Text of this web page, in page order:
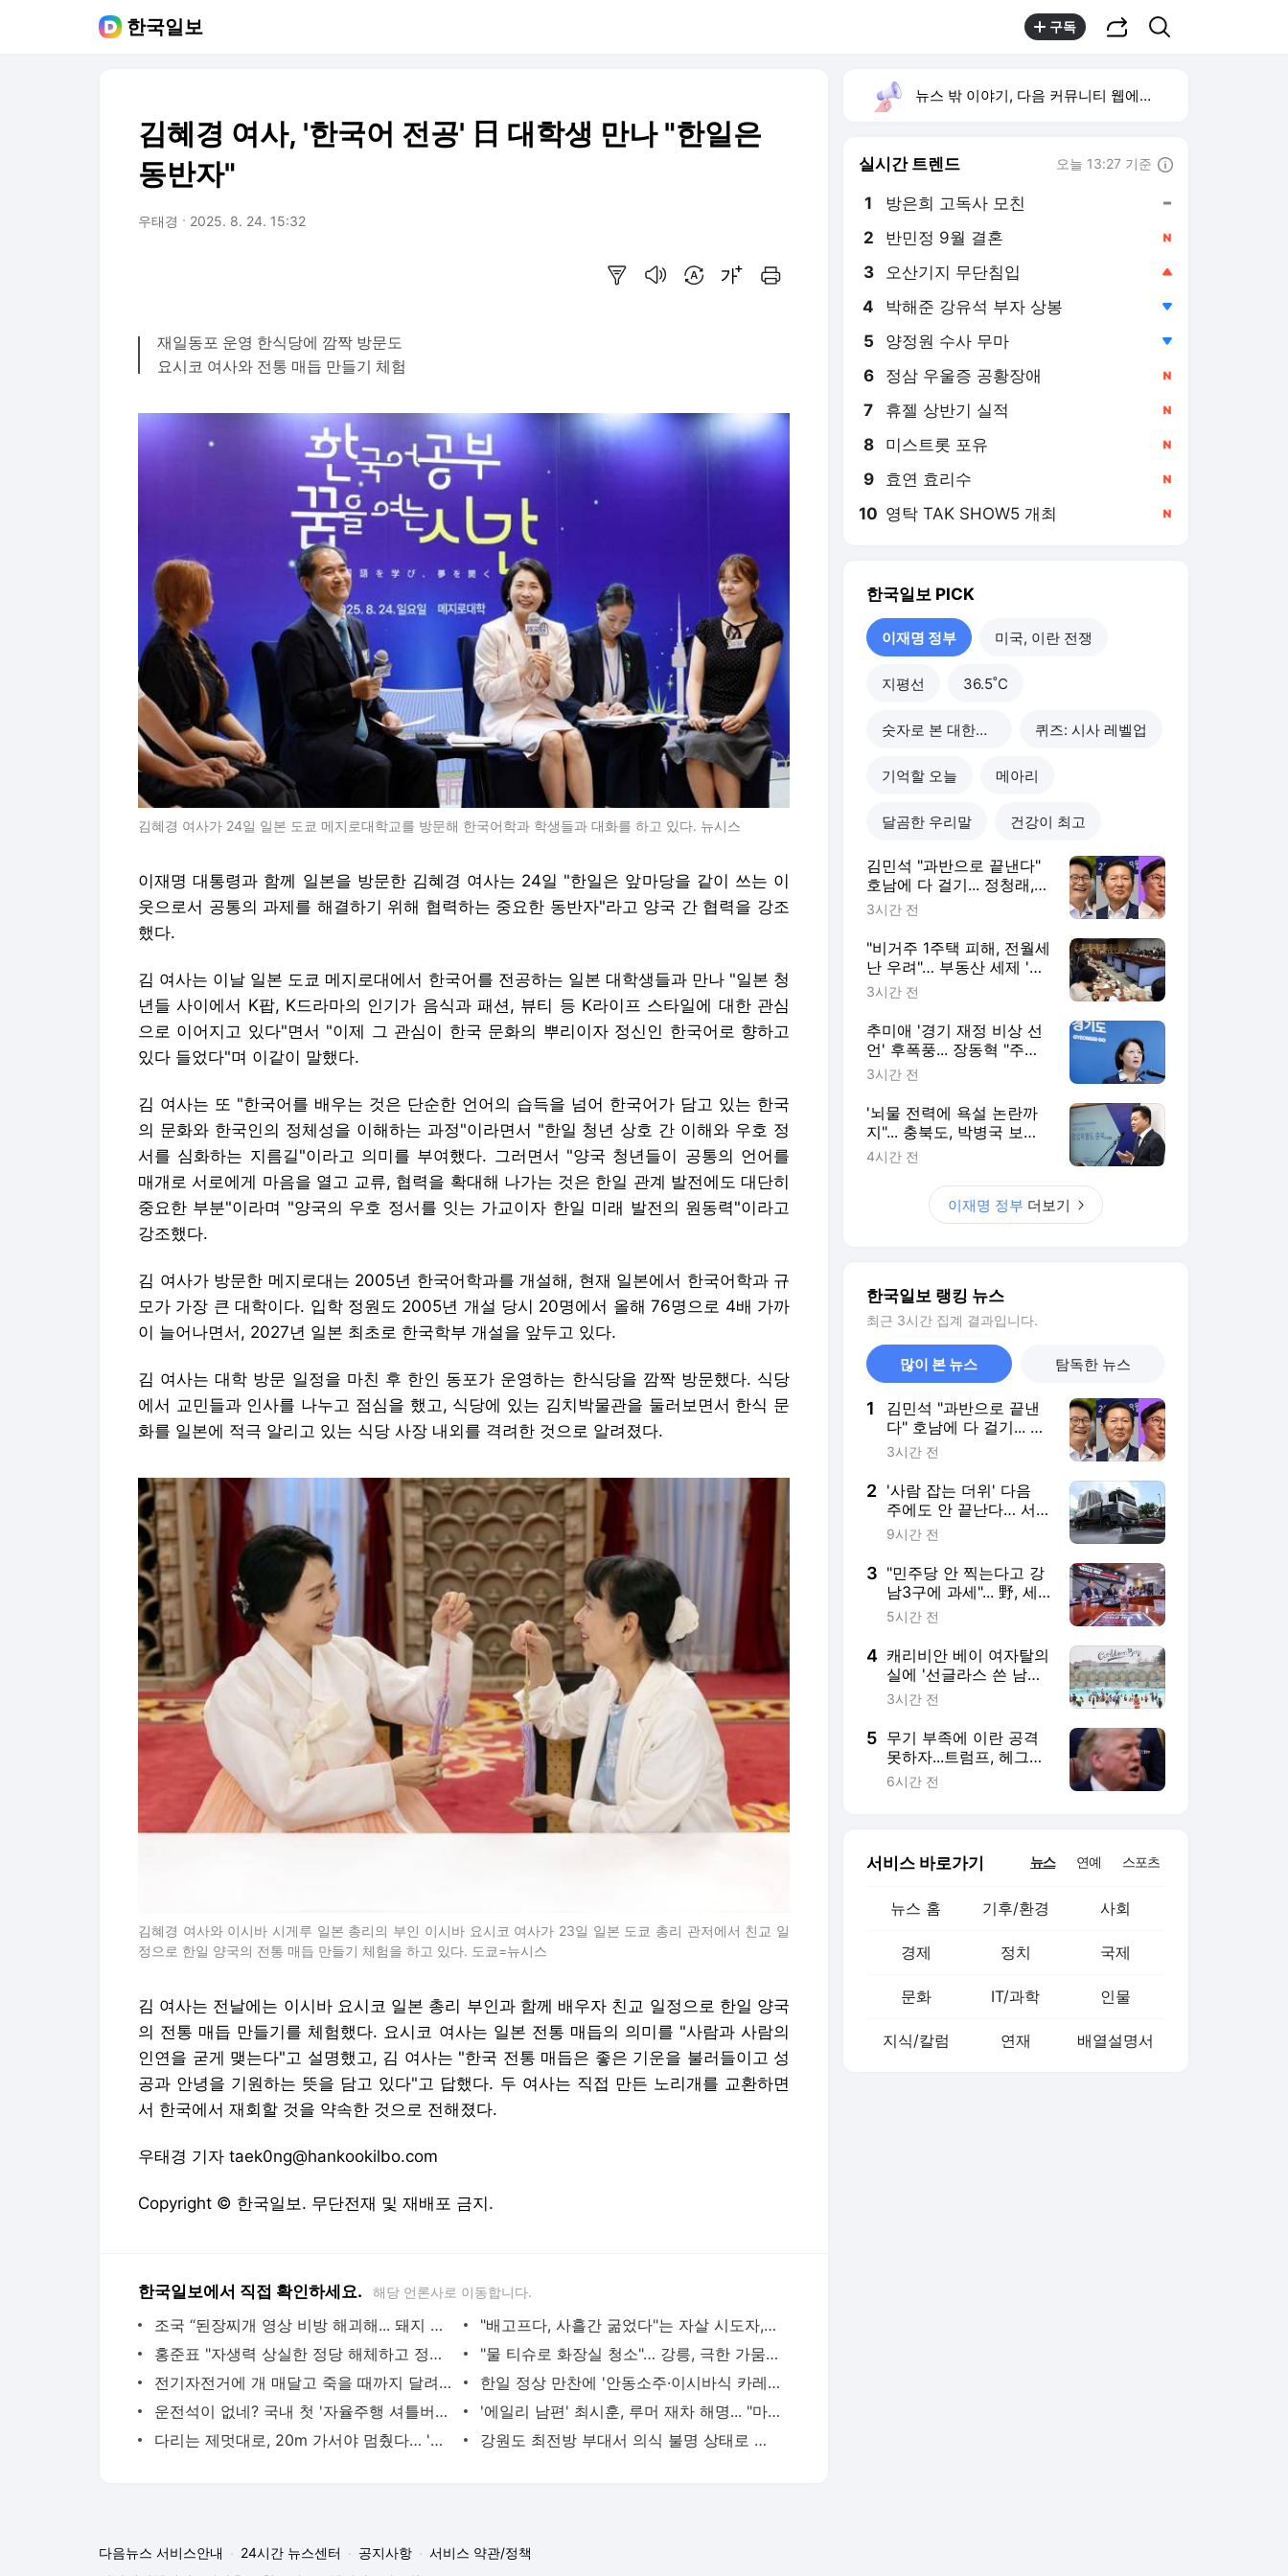
한국일보 구독
김혜경 여사, '한국어 전공' 日 대학생 만나 "한일은
동반자"
우태경 2025. 8. 24. 15:32
재일동포 운영 한식당에 깜짝 방문도
요시코 여사와 전통 매듭 만들기 체험
김혜경 여사가 24일 일본 도쿄 메지로대학교를 방문해 한국어학과 학생들과 대화를 하고 있다. 뉴시스
이재명 대통령과 함께 일본을 방문한 김혜경 여사는 24일 "한일은 앞마당을 같이 쓰는 이
웃으로서 공통의 과제를 해결하기 위해 협력하는 중요한 동반자"라고 양국 간 협력을 강조
했다.
김 여사는 이날 일본 도쿄 메지로대에서 한국어를 전공하는 일본 대학생들과 만나 "일본 청
년들 사이에서 K팝, K드라마의 인기가 음식과 패션, 뷰티 등 K라이프 스타일에 대한 관심
으로 이어지고 있다"면서 "이제 그 관심이 한국 문화의 뿌리이자 정신인 한국어로 향하고
있다 들었다"며 이같이 말했다.
김 여사는 또 "한국어를 배우는 것은 단순한 언어의 습득을 넘어 한국어가 담고 있는 한국
의 문화와 한국인의 정체성을 이해하는 과정"이라면서 "한일 청년 상호 간 이해와 우호 정
서를 심화하는 지름길"이라고 의미를 부여했다. 그러면서 "양국 청년들이 공통의 언어를
매개로 서로에게 마음을 열고 교류, 협력을 확대해 나가는 것은 한일 관계 발전에도 대단히
중요한 부분"이라며 "양국의 우호 정서를 잇는 가교이자 한일 미래 발전의 원동력"이라고
강조했다.
김 여사가 방문한 메지로대는 2005년 한국어학과를 개설해, 현재 일본에서 한국어학과 규
모가 가장 큰 대학이다. 입학 정원도 2005년 개설 당시 20명에서 올해 76명으로 4배 가까
이 늘어나면서, 2027년 일본 최초로 한국학부 개설을 앞두고 있다.
김 여사는 대학 방문 일정을 마친 후 한인 동포가 운영하는 한식당을 깜짝 방문했다. 식당
에서 교민들과 인사를 나누고 점심을 했고, 식당에 있는 김치박물관을 둘러보면서 한식 문
화를 일본에 적극 알리고 있는 식당 사장 내외를 격려한 것으로 알려졌다.
김혜경 여사와 이시바 시게루 일본 총리의 부인 이시바 요시코 여사가 23일 일본 도쿄 총리 관저에서 친교 일
정으로 한일 양국의 전통 매듭 만들기 체험을 하고 있다. 도쿄=뉴시스
김 여사는 전날에는 이시바 요시코 일본 총리 부인과 함께 배우자 친교 일정으로 한일 양국
의 전통 매듭 만들기를 체험했다. 요시코 여사는 일본 전통 매듭의 의미를 "사람과 사람의
인연을 굳게 맺는다"고 설명했고, 김 여사는 "한국 전통 매듭은 좋은 기운을 불러들이고 성
공과 안녕을 기원하는 뜻을 담고 있다"고 답했다. 두 여사는 직접 만든 노리개를 교환하면
서 한국에서 재회할 것을 약속한 것으로 전해졌다.
우태경 기자 taek0ng@hankookilbo.com
Copyright © 한국일보. 무단전재 및 재배포 금지.
한국일보에서 직접 확인하세요. 해당 언론사로 이동합니다.
조국 “된장찌개 영상 비방 해괴해... 돼지 눈엔 돼지만 보인다” | 한국일보
"배고프다, 사흘간 굶었다"는 자살 시도자, 순댓국 사주며 구한 상담원 | 한국일보
홍준표 "자생력 상실한 정당 해체하고 정통 보수주의 새 정당 만들어야" | 한국일보
"물 티슈로 화장실 청소"… 강릉, 극한 가뭄에 바닥 드러낸 저수지 | 한국일보
전기자전거에 개 매달고 죽을 때까지 달려… 경찰, 동물 학대 혐의 수사 | 한국일보
한일 정상 만찬에 '안동소주·이시바식 카레'... 총리관저 다다미방서 '2차'도 | 한국일보
운전석이 없네? 국내 첫 '자율주행 셔틀버스' 이르면 9월 말 청계천에 | 한국일보
'에일리 남편' 최시훈, 루머 재차 해명... "마음고생 심해, 아내에게 미안" | 한국일보
다리는 제멋대로, 20m 가서야 멈췄다… '노브레이크' 픽시 자전거 타 보니 | 한국일보
강원도 최전방 부대서 의식 불명 상태로 발견된 육군 하사 숨져 | 한국일보
뉴스 밖 이야기, 다음 커뮤니티 웹에서 보기
실시간 트렌드 오늘 13:27 기준
1 방은희 고독사 모친
2 반민정 9월 결혼
4 박해준 강유석 부자 상봉
5 양정원 수사 무마
6 정삼 우울증 공황장애
7 휴젤 상반기 실적
8 미스트롯 포유
9 효연 효리수
10 영탁 TAK SHOW5 개최
한국일보 PICK
이재명 정부 미국, 이란 전쟁
지평선 36.5˚C
숫자로 본 대한민국 퀴즈: 시사 레벨업
기억할 오늘 메아리
달곰한 우리말 건강이 최고
김민석 "과반으로 끝낸다"
호남에 다 걸기... 정청래,
수도권서 '승리 피날레' 노
3시간 전
"비거주 1주택 피해, 전월세
난 우려"… 부동산 세제 '핀
셋' 보완 예고한 與
3시간 전
추미애 '경기 재정 비상 선
언' 후폭풍... 장동혁 "주범
은 이재명 전 지사"
3시간 전
'뇌물 전력에 욕설 논란까
지"... 충북도, 박병국 보좌
관 임명 강행 논란 확산
4시간 전
이재명 정부 더보기
한국일보 랭킹 뉴스
최근 3시간 집계 결과입니다.
많이 본 뉴스 탐독한 뉴스
1
김민석 "과반으로 끝낸
다" 호남에 다 걸기... 정
청래, 수도권서 '승리 피
3시간 전
2 '사람 잡는 더위' 다음
주에도 안 끝난다… 서
울 39도, 내일이 폭염
9시간 전
3 "민주당 안 찍는다고 강
남3구에 과세"... 野, 세
제 개편안 총공세
5시간 전
4 캐리비안 베이 여자탈의
실에 '선글라스 쓴 남성'
신고, 경찰 추적
3시간 전
5 무기 부족에 이란 공격
못하자...트럼프, 헤그세
스에 불만 ‘폭발’
6시간 전
서비스 바로가기 뉴스 연예 스포츠
뉴스 홈 기후/환경 사회
경제 정치 국제
문화 IT/과학 인물
지식/칼럼 연재 배열설명서
다음뉴스 서비스안내 24시간 뉴스센터 공지사항
서비스 약관/정책